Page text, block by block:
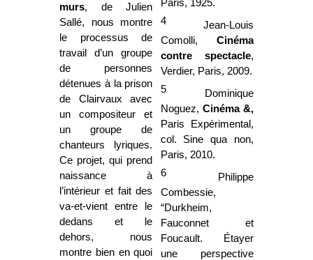
murs, de Julien
Sallé, nous montre
le processus de
travail d’un groupe
de personnes
détenues à la prison
de Clairvaux avec
un compositeur et
un groupe de
chanteurs lyriques.
Ce projet, qui prend
naissance à
l’intérieur et fait des
va-et-vient entre le
dedans et le
dehors, nous
montre bien en quoi
Paris, 1925.
4 Jean-Louis
Comolli, Cinéma
contre spectacle,
Verdier, Paris, 2009.
5
Dominique
Noguez, Cinéma &,
Paris Expérimental,
col. Sine qua non,
Paris, 2010.
6Philippe
Combessie,
“Durkheim,
Fauconnet et
Foucault. Étayer
une perspective